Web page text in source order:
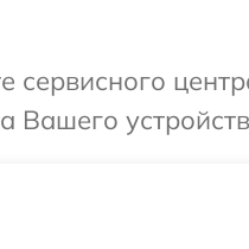
сервисного
Вашего